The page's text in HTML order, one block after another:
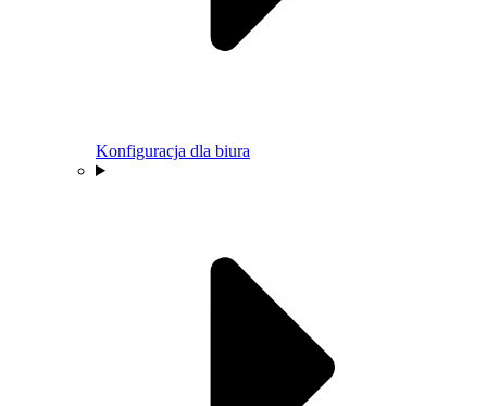
Konfiguracja dla biura